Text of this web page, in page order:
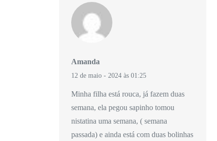
Amanda
12 de maio - 2024 às 01:25
Minha filha está rouca, já fazem duas
semana, ela pegou sapinho tomou
nistatina uma semana, ( semana
passada) e ainda está com duas bolinhas